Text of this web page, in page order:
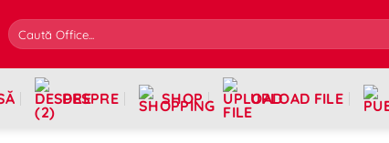
DESPRE SHOP UPLOAD FILE